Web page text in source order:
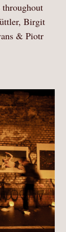
Birgit
& Piotr